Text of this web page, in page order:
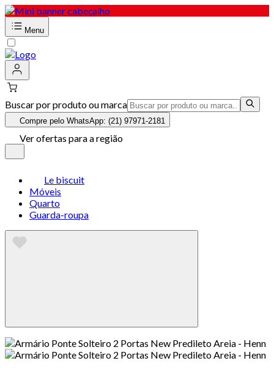
Menu
Buscar por produto ou marca
Compre pelo WhatsApp: (21) 97971-2181
Ver ofertas para a região
Le biscuit
Móveis
Quarto
Guarda-roupa